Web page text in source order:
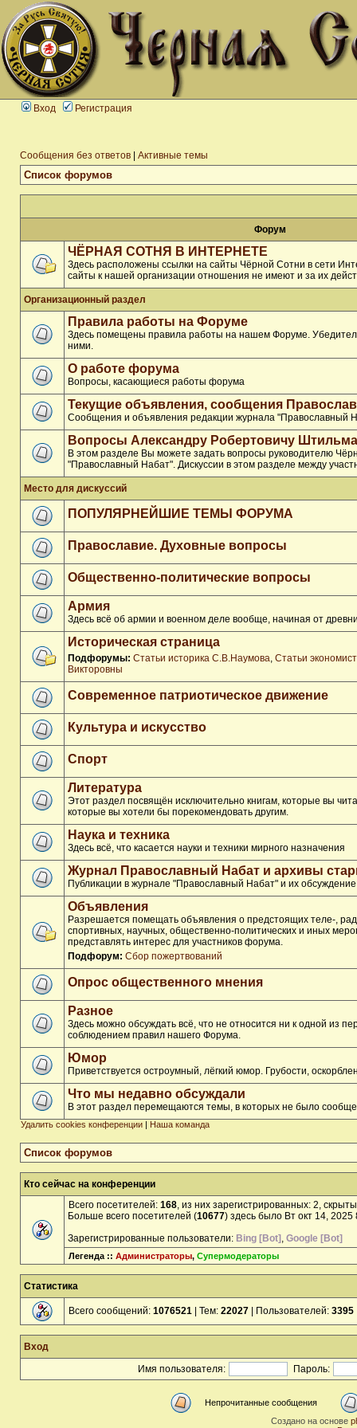
Вход Регистрация
Сообщения без ответов Активные темы
Список форумов
Форум
ЧЁРНАЯ СОТНЯ В ИНТЕРНЕТЕ
Здесь расположены ссылки на сайты Чёрной Сотни в сети
сайты к нашей организации отношения не имеют и за их
Организационный раздел
Правила работы на Форуме
Здесь помещены правила работы на нашем Форуме.
ними.
О работе форума
Вопросы, касающиеся работы форума
Текущие объявления, сообщения
Сообщения и объявления редакции журнала "Православный
Вопросы Александру Робертовичу
В этом разделе Вы можете задать вопросы руководителю
"Православный Набат". Дискуссии в этом разделе между
Место для дискуссий
ПОПУЛЯРНЕЙШИЕ ТЕМЫ ФОРУМА
Православие. Духовные вопросы
Общественно-политические вопросы
Армия
Здесь всё об армии и военном деле вообще, начиная от
Историческая страница
Подфорумы: Статьи историка С.В.Наумова, Статьи
Викторовны
Современное патриотическое движение
Культура и искусство
Спорт
Литература
Этот раздел посвящён исключительно книгам, которые вы
которые вы хотели бы порекомендовать другим.
Наука и техника
Здесь всё, что касается науки и техники мирного назначения
Журнал Православный Набат и архивы
Публикации в журнале "Православный Набат" и их обсуждение
Объявления
Разрешается помещать объявления о предстоящих теле-,
спортивных, научных, общественно-политических и иных
представлять интерес для участников форума.
Подфорум: Сбор пожертвований
Опрос общественного мнения
Разное
Здесь можно обсуждать всё, что не относится ни к одной из
соблюдением правил нашего Форума.
Юмор
Приветствуется остроумный, лёгкий юмор. Грубости,
Что мы недавно обсуждали
В этот раздел перемещаются темы, в которых не было
Удалить cookies конференции | Наша команда
Список форумов
Кто сейчас на конференции
Всего посетителей: 168, из них зарегистрированных: 2,
Больше всего посетителей (10677) здесь было Вт окт 14, 2025
Зарегистрированные пользователи: Bing [Bot] , Google [Bot]
Легенда :: Администраторы, Супермодераторы
Статистика
Всего сообщений: 1076521 | Тем: 22027 | Пользователей: 3395
Вход
Имя пользователя:
Пароль:
Непрочитанные сообщения
Создано на основе